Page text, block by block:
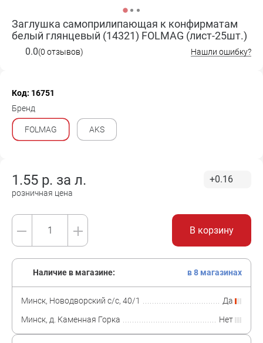
Заглушка самоприлипающая к конфирматам
белый глянцевый (14321) FOLMAG (лист-25шт.)
0.0(0 отзывов) Нашли ошибку?
Код: 16751
Бренд
FOLMAG AKS
1.55 р. за л.
розничная цена
+0.16
В корзину
Наличие в магазине: в 8 магазинах
Минск, Новодворский с/с, 40/1
Да
Минск, д. Каменная Горка
Нет